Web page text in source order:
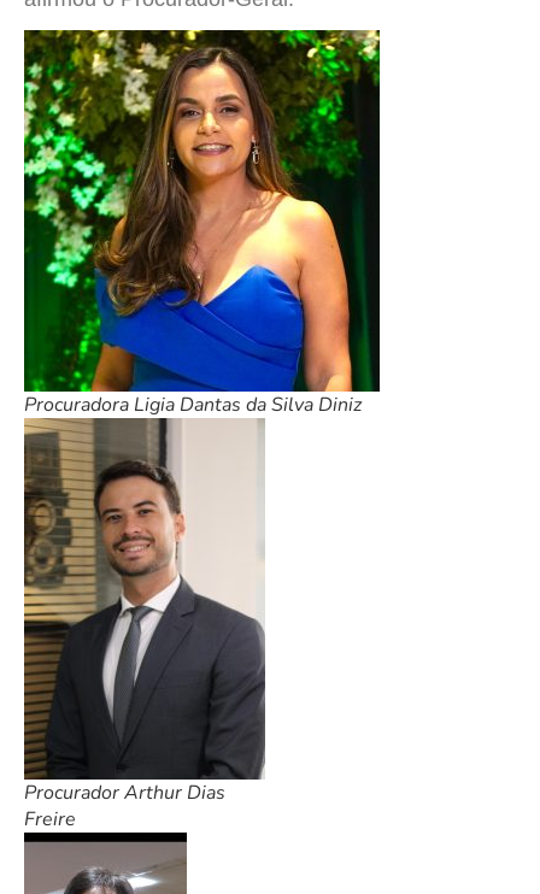
Procuradora Ligia Dantas da Silva Diniz
Procurador Arthur Dias
Freire